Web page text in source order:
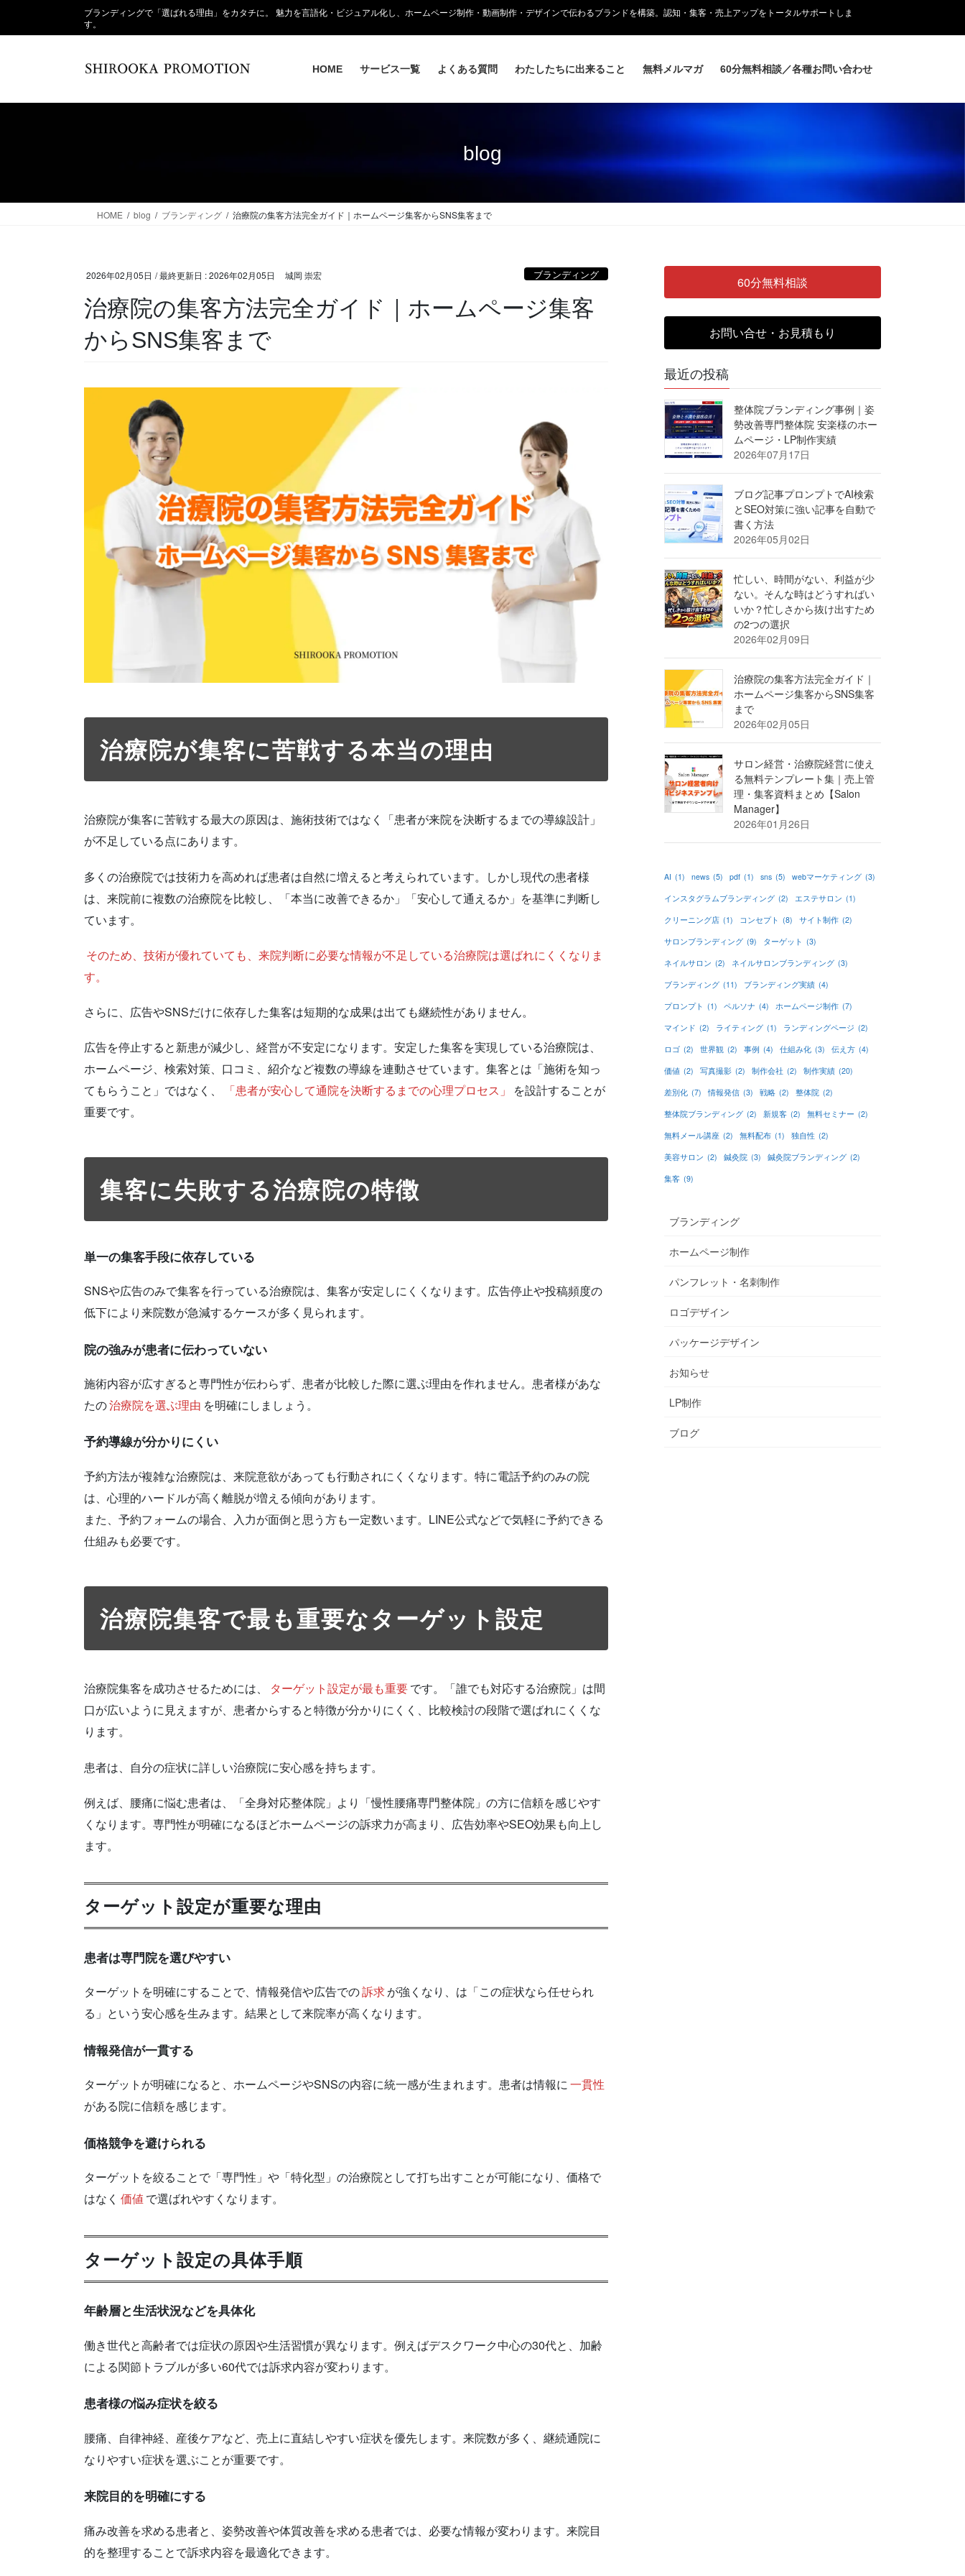
ブランディングで「選ばれる理由」をカタチに。 魅力を言語化・ビジュアル化し、ホームページ制作・動画制作・デザインで伝わるブランドを構築。認知・集客・売上アップをトータルサポートしま
す。
HOME サービス一覧 よくある質問 わたしたちに出来ること 無料メルマガ 60分無料相談／各種お問い合わせ
blog
HOME blog ブランディング 治療院の集客方法完全ガイド｜ホームページ集客からSNS集客まで
2026年02月05日 / 最終更新日 :2026年02月05日 城岡 崇宏 ブランディング
治療院の集客方法完全ガイド｜ホームページ集客
からSNS集客まで
治療院が集客に苦戦する本当の理由
治療院が集客に苦戦する最大の原因は、施術技術ではなく「患者が来院を決断するまでの導線設計」
が不足している点にあります。
多くの治療院では技術力を高めれば患者は自然に増えると考えられています。しかし現代の患者様
は、来院前に複数の治療院を比較し、「本当に改善できるか」「安心して通えるか」を基準に判断し
ています。
そのため、技術が優れていても、来院判断に必要な情報が不足している治療院は選ばれにくくなりま
す。
さらに、広告やSNSだけに依存した集客は短期的な成果は出ても継続性がありません。
広告を停止すると新患が減少し、経営が不安定になります。安定した集客を実現している治療院は、
ホームページ、検索対策、口コミ、紹介など複数の導線を連動させています。集客とは「施術を知っ
てもらうこと」ではなく、
「患者が安心して通院を決断するまでの心理プロセス」
を設計することが
重要です。
集客に失敗する治療院の特徴
単一の集客手段に依存している
SNSや広告のみで集客を行っている治療院は、集客が安定しにくくなります。広告停止や投稿頻度の
低下により来院数が急減するケースが多く見られます。
院の強みが患者に伝わっていない
施術内容が広すぎると専門性が伝わらず、患者が比較した際に選ぶ理由を作れません。患者様があな
たの治療院を選ぶ理由 を明確にしましょう。
予約導線が分かりにくい
予約方法が複雑な治療院は、来院意欲があっても行動されにくくなります。特に電話予約のみの院
は、心理的ハードルが高く離脱が増える傾向があります。
また、予約フォームの場合、入力が面倒と思う方も一定数います。LINE公式などで気軽に予約できる
仕組みも必要です。
治療院集客で最も重要なターゲット設定
治療院集客を成功させるためには、 ターゲット設定が最も重要です。「誰でも対応する治療院」は間
口が広いように見えますが、患者からすると特徴が分かりにくく、比較検討の段階で選ばれにくくな
ります。
患者は、自分の症状に詳しい治療院に安心感を持ちます。
例えば、腰痛に悩む患者は、「全身対応整体院」より「慢性腰痛専門整体院」の方に信頼を感じやす
くなります。専門性が明確になるほどホームページの訴求力が高まり、広告効率やSEO効果も向上し
ます。
ターゲット設定が重要な理由
患者は専門院を選びやすい
ターゲットを明確にすることで、情報発信や広告での訴求が強くなり、は「この症状なら任せられ
る」という安心感を生みます。結果として来院率が高くなります。
情報発信が一貫する
ターゲットが明確になると、ホームページやSNSの内容に統一感が生まれます。患者は情報に一貫性
がある院に信頼を感じます。
価格競争を避けられる
ターゲットを絞ることで「専門性」や「特化型」の治療院として打ち出すことが可能になり、価格で
はなく 価値 で選ばれやすくなります。
ターゲット設定の具体手順
年齢層と生活状況などを具体化
働き世代と高齢者では症状の原因や生活習慣が異なります。例えばデスクワーク中心の30代と、加齢
による関節トラブルが多い60代では訴求内容が変わります。
患者様の悩み症状を絞る
腰痛、自律神経、産後ケアなど、売上に直結しやすい症状を優先します。来院数が多く、継続通院に
なりやすい症状を選ぶことが重要です。
来院目的を明確にする
痛み改善を求める患者と、姿勢改善や体質改善を求める患者では、必要な情報が変わります。来院目
的を整理することで訴求内容を最適化できます。
60分無料相談
お問い合せ・お見積もり
最近の投稿
整体院ブランディング事例｜姿
勢改善専門整体院 安楽様のホー
ムページ・LP制作実績
2026年07月17日
ブログ記事プロンプトでAI検索
とSEO対策に強い記事を自動で
書く方法
2026年05月02日
忙しい、時間がない、利益が少
ない。そんな時はどうすればい
いか？忙しさから抜け出すため
の2つの選択
2026年02月09日
治療院の集客方法完全ガイド｜
ホームページ集客からSNS集客
まで
2026年02月05日
サロン経営・治療院経営に使え
る無料テンプレート集｜売上管
理・集客資料まとめ【Salon
Manager】
2026年01月26日
AI (1) news (5) pdf (1) sns (5) webマーケティング (3)
インスタグラムブランディング (2) エステサロン (1)
クリーニング店 (1) コンセプト (8) サイト制作 (2)
サロンブランディング (9) ターゲット (3)
ネイルサロン (2) ネイルサロンブランディング (3)
ブランディング (11) ブランディング実績 (4)
プロンプト (1) ペルソナ (4) ホームページ制作 (7)
マインド (2) ライティング (1) ランディングページ (2)
ロゴ (2) 世界観 (2) 事例 (4) 仕組み化 (3) 伝え方 (4)
価値 (2) 写真撮影 (2) 制作会社 (2) 制作実績 (20)
差別化 (7) 情報発信 (3) 戦略 (2) 整体院 (2)
整体院ブランディング (2) 新規客 (2) 無料セミナー (2)
無料メール講座 (2) 無料配布 (1) 独自性 (2)
美容サロン (2) 鍼灸院 (3) 鍼灸院ブランディング (2)
集客 (9)
ブランディング
ホームページ制作
パンフレット・名刺制作
ロゴデザイン
パッケージデザイン
お知らせ
LP制作
ブログ